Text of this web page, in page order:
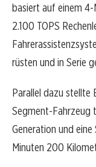
basiert auf einem
2.100 TOPS
rüsten und in Serie
Parallel dazu stellte
Segment-Fahrzeug
Generation und
Minuten 200